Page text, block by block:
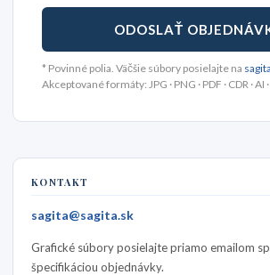
ODOSLAŤ
* Povinné polia. Väčšie súbory posielajte na
Akceptované formáty: JPG · PNG · PDF · CDR · AI ·
KONTAKT
sagita@sagita.sk
Grafické súbory posielajte priamo emailom
špecifikáciou objednávky.